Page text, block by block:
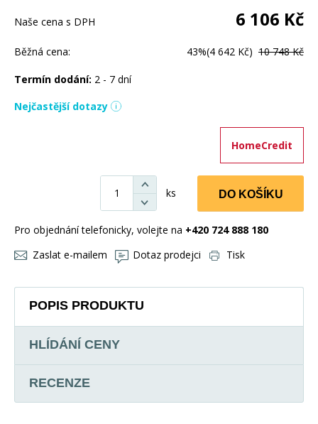
Naše cena s DPH 6 106 Kč
Běžná cena: 43%(4 642 Kč) 10 748 Kč
Termín dodání: 2 - 7 dní
Nejčastější dotazy
HomeCredit
ks DO KOŠÍKU
Pro objednání telefonicky, volejte na +420 724 888 180
Zaslat e-mailem
Dotaz prodejci Tisk
POPIS PRODUKTU
HLÍDÁNÍ CENY
RECENZE